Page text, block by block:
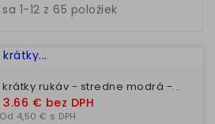
1-12 z 65 položiek
krátky rukáv - stredne modrá -...
Cena
3.66 € bez DPH
Od 4,50 € s DPH